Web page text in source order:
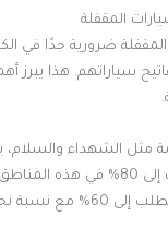
المقفلة
سياراتهم. هذا يبرز
مثل الشهداء والسلام،
الخدمة. يصل الطلب إلى 80% في
نجاح عالية.